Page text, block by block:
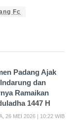
Fc
Padang Ajak
dan
Ramaikan
1447 H
26 MEI 2026 | 10:22 WIB